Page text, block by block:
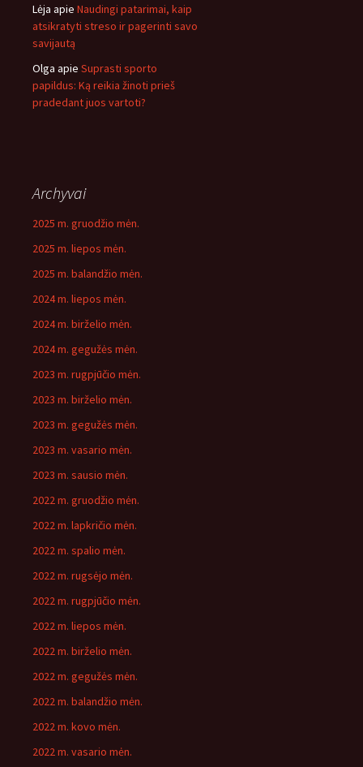
Lėja apie Naudingi patarimai, kaip
atsikratyti streso ir pagerinti savo
savijautą
Olga apie Suprasti sporto
papildus: Ką reikia žinoti prieš
pradedant juos vartoti?
Archyvai
2025 m. gruodžio mėn.
2025 m. liepos mėn.
2025 m. balandžio mėn.
2024 m. liepos mėn.
2024 m. birželio mėn.
2024 m. gegužės mėn.
2023 m. rugpjūčio mėn.
2023 m. birželio mėn.
2023 m. gegužės mėn.
2023 m. vasario mėn.
2023 m. sausio mėn.
2022 m. gruodžio mėn.
2022 m. lapkričio mėn.
2022 m. spalio mėn.
2022 m. rugsėjo mėn.
2022 m. rugpjūčio mėn.
2022 m. liepos mėn.
2022 m. birželio mėn.
2022 m. gegužės mėn.
2022 m. balandžio mėn.
2022 m. kovo mėn.
2022 m. vasario mėn.